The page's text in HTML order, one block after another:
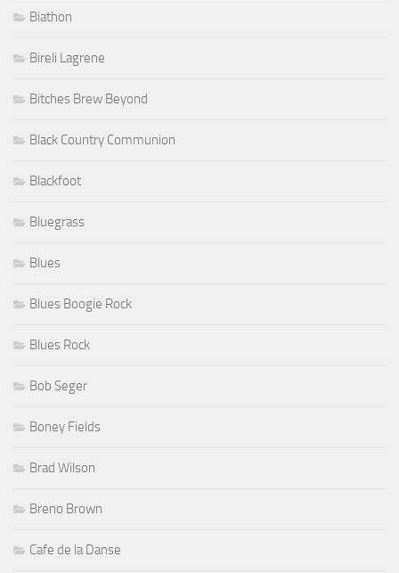
Biathon
Bireli Lagrene
Bitches Brew Beyond
Black Country Communion
Blackfoot
Bluegrass
Blues
Blues Boogie Rock
Blues Rock
Bob Seger
Boney Fields
Brad Wilson
Breno Brown
Cafe de la Danse